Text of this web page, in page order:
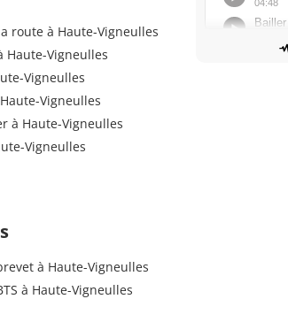
route à Haute-Vigneulles
Haute-Vigneulles
Vigneulles
Vigneulles
à Haute-Vigneulles
Vigneulles
à Haute-Vigneulles
à Haute-Vigneulles